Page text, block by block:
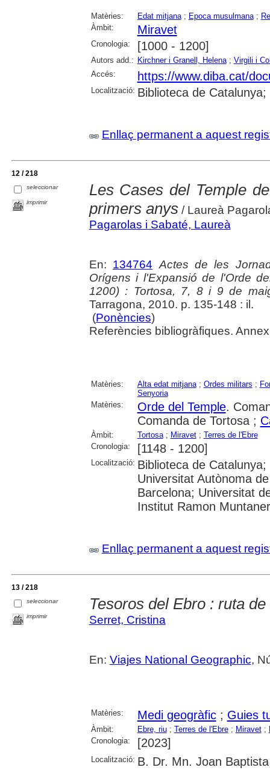
Matèries: Edat mitjana; Epoca musulmana;
Àmbit:
Miravet
Cronologia: [1000 - 1200]
Autors add.: Kirchner i Granell, Helena; Virgili i
Accés:
https://www.diba.cat/
Localització: Biblioteca de
Enllaç permanent a aquest
12 / 218
seleccionar
imprimir
Les Cases del Temple
primers anys/ Laureà
Pagarolas i Sabaté, Laureà
En: 134764 Actes de les
Orígens i l'Expansió de l'Orde
1200) : Tortosa, 7, 8 i 9 de
Tarragona, 2010. p. 135-148 : il.
(Ponències)
Referències bibliogràfiques.
Matèries: Alta edat mitjana; Ordes militars ;
Senyoria
Matèries:
Orde del Temple.
Comanda de Tortosa ;
Àmbit: Tortosa; Miravet; Terres de l'Ebre
Cronologia:
[1148 - 1200]
Localització: Biblioteca de
Universitat Autònoma
Barcelona; Universitat
Institut Ramon Muntaner
Enllaç permanent a aquest
13 / 218
seleccionar
imprimir
Tesoros del Ebro : ruta
Serret, Cristina
En: Viajes National Geographic,
Matèries: Medi geogràfic; Guies
Àmbit: Ebre, riu; Terres de l'Ebre; Miravet;
Cronologia:
[2023]
Localització: B. Dr. Mn. Joan